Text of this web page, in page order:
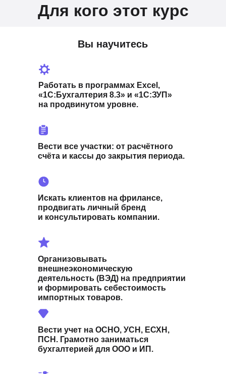
Для кого этот курс
Вы научитесь
Работать в программах Excel,
«1С:Бухгалтерия 8.3» и «1С:ЗУП»
на продвинутом уровне.
Вести все участки: от расчётного
счёта и кассы до закрытия периода.
Искать клиентов на фрилансе,
продвигать личный бренд
и консультировать компании.
Вести учет на ОСНО, УСН, ЕСХН,
ПСН. Грамотно заниматься
бухгалтерией для ООО и ИП.
Организовывать
внешнеэкономическую
деятельность (ВЭД) на предприятии
и формировать себестоимость
импортных товаров.